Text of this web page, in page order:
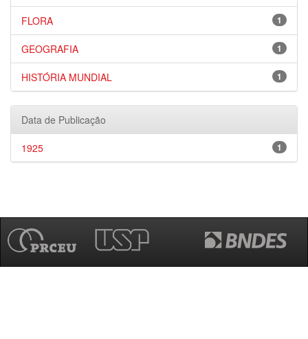
1
FLORA
1
GEOGRAFIA
1
HISTÓRIA MUNDIAL
Data de Publicação
1
1925